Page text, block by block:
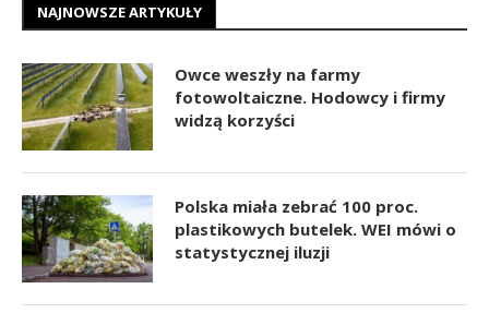
NAJNOWSZE ARTYKUŁY
Owce weszły na farmy
fotowoltaiczne. Hodowcy i firmy
widzą korzyści
Polska miała zebrać 100 proc.
plastikowych butelek. WEI mówi o
statystycznej iluzji